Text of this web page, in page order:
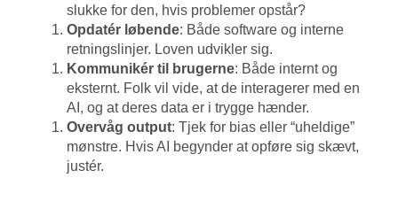
slukke for den, hvis problemer opstår?
Opdatér løbende: Både software og interne
retningslinjer. Loven udvikler sig.
Kommunikér til brugerne: Både internt og
eksternt. Folk vil vide, at de interagerer med en
AI, og at deres data er i trygge hænder.
Overvåg output: Tjek for bias eller “uheldige”
mønstre. Hvis AI begynder at opføre sig skævt,
justér.